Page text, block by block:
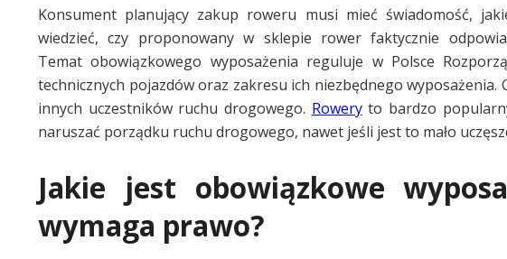
Konsument planujący zakup roweru musi mieć świadomość,
wiedzieć, czy proponowany w sklepie rower faktycznie
Temat obowiązkowego wyposażenia reguluje w Polsce
technicznych pojazdów oraz zakresu ich niezbędnego
innych uczestników ruchu drogowego. Roweryto bardzo
naruszać porządku ruchu drogowego, nawet jeśli jest to mało
Jakie jest obowiązkowe
wymaga prawo?